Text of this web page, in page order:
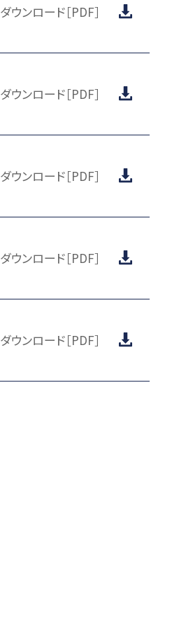
ダウンロード［PDF］
ダウンロード［PDF］
ダウンロード［PDF］
ダウンロード［PDF］
ダウンロード［PDF］